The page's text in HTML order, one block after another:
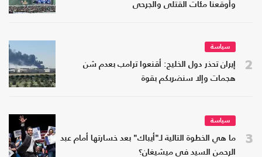
وأوقعنا مئات القتلى والجرحى
2
سياسة
إيران تحذر دول الخليج: أقنعوا ترامب بعدم شن
هجمات وإلا سنضربكم بقوة
3
سياسة
ما هي الخطوة التالية لـ"أيباك" بعد خسارتها أمام عبد
الرحمن السيد في ميشيغان؟